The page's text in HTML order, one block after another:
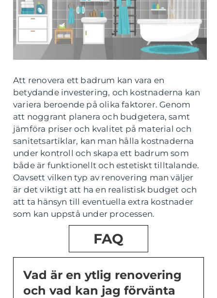
Att renovera ett badrum kan vara en
betydande investering, och kostnaderna kan
variera beroende på olika faktorer. Genom
att noggrant planera och budgetera, samt
jämföra priser och kvalitet på material och
sanitetsartiklar, kan man hålla kostnaderna
under kontroll och skapa ett badrum som
både är funktionellt och estetiskt tilltalande.
Oavsett vilken typ av renovering man väljer
är det viktigt att ha en realistisk budget och
att ta hänsyn till eventuella extra kostnader
som kan uppstå under processen.
FAQ
Vad är en ytlig renovering
och vad kan jag förvänta